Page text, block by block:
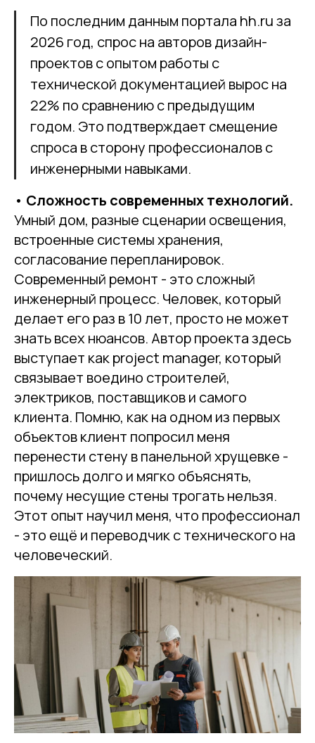
По последним данным портала hh.ru за
2026 год, спрос на авторов дизайн-
проектов с опытом работы с
технической документацией вырос на
22% по сравнению с предыдущим
годом. Это подтверждает смещение
спроса в сторону профессионалов с
инженерными навыками.
• Сложность современных технологий.
Умный дом, разные сценарии освещения,
встроенные системы хранения,
согласование перепланировок.
Современный ремонт - это сложный
инженерный процесс. Человек, который
делает его раз в 10 лет, просто не может
знать всех нюансов. Автор проекта здесь
выступает как project manager, который
связывает воедино строителей,
электриков, поставщиков и самого
клиента. Помню, как на одном из первых
объектов клиент попросил меня
перенести стену в панельной хрущевке -
пришлось долго и мягко объяснять,
почему несущие стены трогать нельзя.
Этот опыт научил меня, что профессионал
- это ещё и переводчик с технического на
человеческий.